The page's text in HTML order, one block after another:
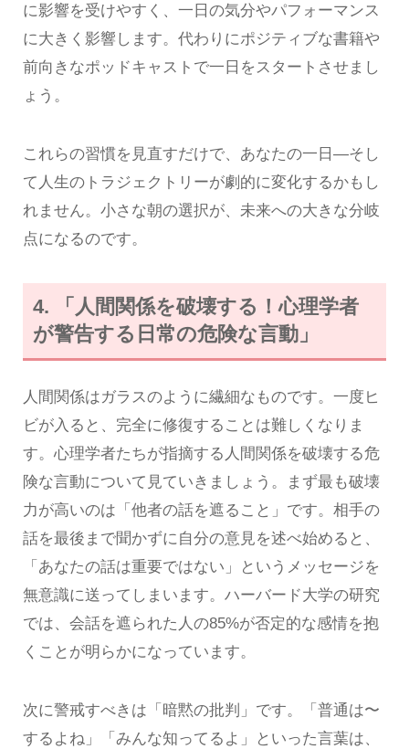
に影響を受けやすく、一日の気分やパフォーマンス
に大きく影響します。代わりにポジティブな書籍や
前向きなポッドキャストで一日をスタートさせまし
ょう。
これらの習慣を見直すだけで、あなたの一日―そし
て人生のトラジェクトリーが劇的に変化するかもし
れません。小さな朝の選択が、未来への大きな分岐
点になるのです。
4. 「人間関係を破壊する！心理学者
が警告する日常の危険な言動」
人間関係はガラスのように繊細なものです。一度ヒ
ビが入ると、完全に修復することは難しくなりま
す。心理学者たちが指摘する人間関係を破壊する危
険な言動について見ていきましょう。まず最も破壊
力が高いのは「他者の話を遮ること」です。相手の
話を最後まで聞かずに自分の意見を述べ始めると、
「あなたの話は重要ではない」というメッセージを
無意識に送ってしまいます。ハーバード大学の研究
では、会話を遮られた人の85%が否定的な感情を抱
くことが明らかになっています。
次に警戒すべきは「暗黙の批判」です。「普通は〜
するよね」「みんな知ってるよ」といった言葉は、